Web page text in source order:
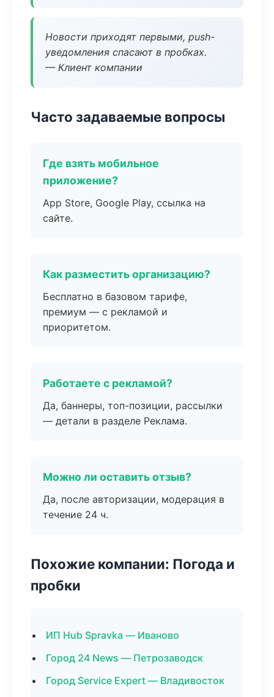
Новости приходят первыми, push-
уведомления спасают в пробках.
— Клиент компании
Часто задаваемые вопросы
Где взять мобильное
приложение?
App Store, Google Play, ссылка на
сайте.
Как разместить организацию?
Бесплатно в базовом тарифе,
премиум — с рекламой и
приоритетом.
Работаете с рекламой?
Да, баннеры, топ-позиции, рассылки
— детали в разделе Реклама.
Можно ли оставить отзыв?
Да, после авторизации, модерация в
течение 24 ч.
Похожие компании: Погода и
пробки
ИП Hub Spravka — Иваново
Город 24 News — Петрозаводск
Город Service Expert — Владивосток